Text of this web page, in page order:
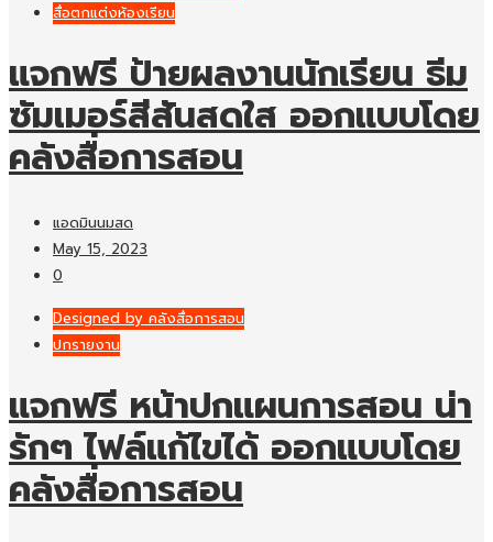
สื่อตกแต่งห้องเรียน
แจกฟรี ป้ายผลงานนักเรียน ธีม
ซัมเมอร์สีสันสดใส ออกแบบโดย
คลังสื่อการสอน
แอดมินนมสด
May 15, 2023
0
Designed by คลังสื่อการสอน
ปกรายงาน
แจกฟรี หน้าปกแผนการสอน น่า
รักๆ ไฟล์แก้ไขได้ ออกแบบโดย
คลังสื่อการสอน